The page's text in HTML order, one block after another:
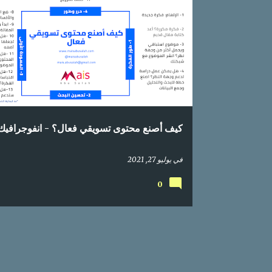
كيف أصنع محتوى تسويقي فعال؟ -
فييوليو 27, 2021
التسويق عبر المحتوى السيو تسويق إلكتروني
تسويق المحتوى تسويق رقمي
0